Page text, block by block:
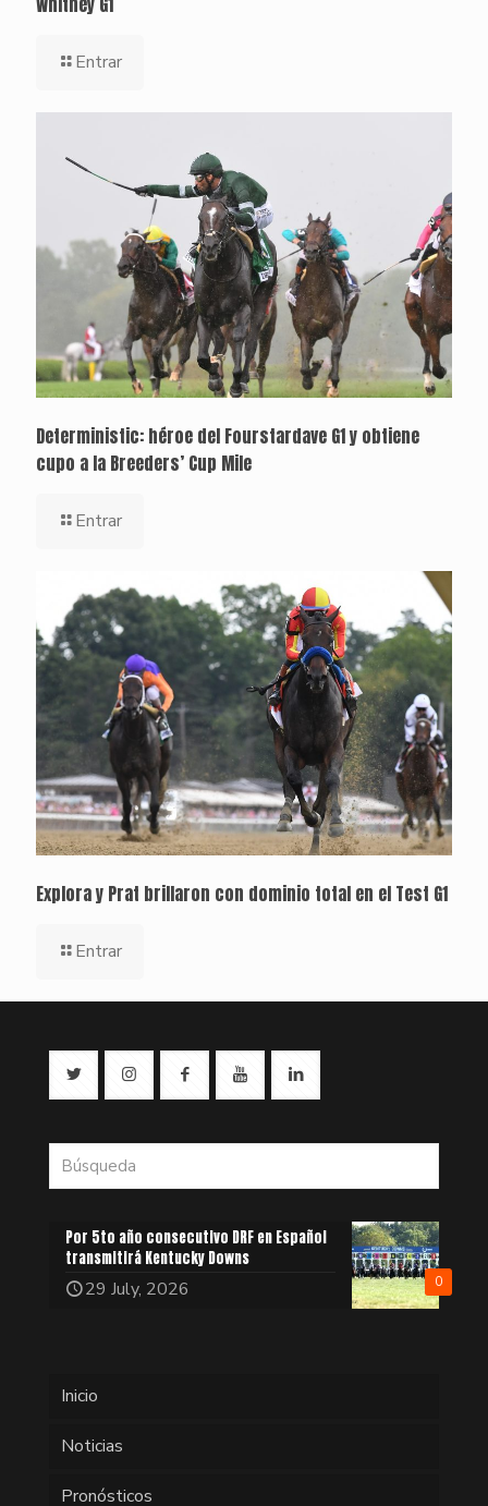
Entrar
Deterministic: héroe del Fourstardave G1 y obtiene
cupo a la Breeders’ Cup Mile
Entrar
Explora y Prat brillaron con dominio total en el Test G1
Entrar
0
Por 5to año consecutivo DRF en Español
transmitirá Kentucky Downs
29 July, 2026
Inicio
Noticias
Pronósticos